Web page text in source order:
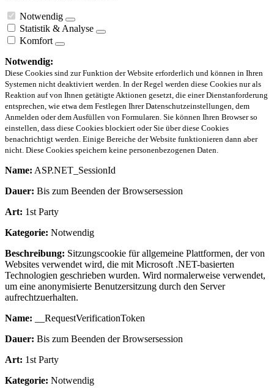
Notwendig
Statistik & Analyse
Komfort
Notwendig:
Diese Cookies sind zur Funktion der Website erforderlich und können in Ihren
Systemen nicht deaktiviert werden. In der Regel werden diese Cookies nur als
Reaktion auf von Ihnen getätigte Aktionen gesetzt, die einer Dienstanforderung
entsprechen, wie etwa dem Festlegen Ihrer Datenschutzeinstellungen, dem
Anmelden oder dem Ausfüllen von Formularen. Sie können Ihren Browser so
einstellen, dass diese Cookies blockiert oder Sie über diese Cookies
benachrichtigt werden. Einige Bereiche der Website funktionieren dann aber
nicht. Diese Cookies speichern keine personenbezogenen Daten.
Name: ASP.NET_SessionId
Dauer: Bis zum Beenden der Browsersession
Art: 1st Party
Kategorie: Notwendig
Beschreibung: Sitzungscookie für allgemeine Plattformen, der von
Websites verwendet wird, die mit Microsoft .NET-basierten
Technologien geschrieben wurden. Wird normalerweise verwendet,
um eine anonymisierte Benutzersitzung durch den Server
aufrechtzuerhalten.
Name: __RequestVerificationToken
Dauer: Bis zum Beenden der Browsersession
Art: 1st Party
Kategorie: Notwendig